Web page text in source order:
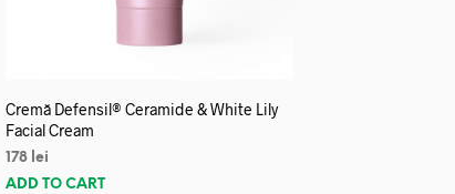
Cremă Defensil® Ceramide & White Lily
Facial Cream
178 lei
ADD TO CART